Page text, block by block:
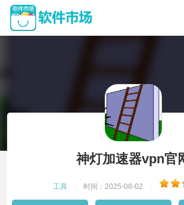
神灯加速器vpn官
工具 时间：2025-08-02